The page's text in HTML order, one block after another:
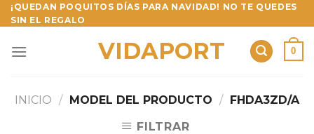
Skip
to
¡QUEDAN POQUITOS DÍAS PARA NAVIDAD! NO TE QUEDES
SIN EL REGALO
VIDAPORT 0
INICIO / MODEL DEL PRODUCTO / FHDA3ZD/A
FILTRAR